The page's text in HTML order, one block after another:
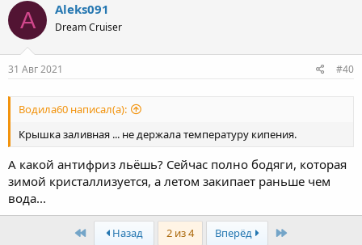
A Aleks091
Dream Cruiser
31 Авг 2021 #40
Водила60 написал(а):
Крышка заливная ... не держала температуру кипения.
А какой антифриз льёшь? Сейчас полно бодяги, которая
зимой кристаллизуется, а летом закипает раньше чем
вода...
First Назад 2 из 4 Вперёд Last